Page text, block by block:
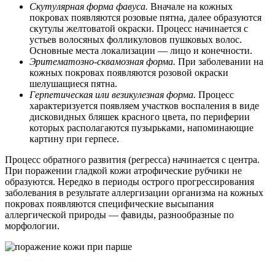
Скутулярная форма фавуса. Вначале на кожных
покровах появляются розовые пятна, далее образуются
скутулы желтоватой окраски. Процесс начинается с
устьев волосяных фолликуловов пушковых волос.
Основные места локализации — лицо и конечности.
Эритематозно-сквамозная форма. При заболевании на
кожных покровах появляются розовой окраски
шелушащиеся пятна.
Герпетическая или везикулезная форма. Процесс
характеризуется появляем участков воспаления в виде
дисковидных бляшек красного цвета, по периферии
которых располагаются пузырьками, напоминающие
картину при герпесе.
Процесс обратного развития (регресса) начинается с центра.
При поражении гладкой кожи атрофические рубчики не
образуются. Нередко в периоды острого прогрессирования
заболевания в результате аллергизации организма на кожных
покровах появляются специфические высыпания
аллергической природы — фавиды, разнообразные по
морфологии.